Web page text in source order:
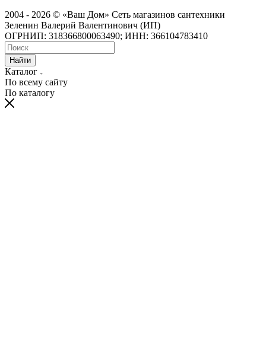
2004 - 2026 © «Ваш Дом» Сеть магазинов сантехники
Зеленин Валерий Валентинович (ИП)
ОГРНИП: 318366800063490; ИНН: 366104783410
Найти
Каталог
По всему сайту
По каталогу